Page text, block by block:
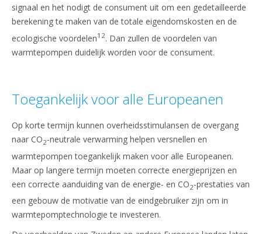
signaal en het nodigt de consument uit om een gedetailleerde
berekening te maken van de totale eigendomskosten en de
ecologische voordelen12. Dan zullen de voordelen van
warmtepompen duidelijk worden voor de consument.
Toegankelijk voor alle Europeanen
Op korte termijn kunnen overheidsstimulansen de overgang
naar CO2-neutrale verwarming helpen versnellen en
warmtepompen toegankelijk maken voor alle Europeanen.
Maar op langere termijn moeten correcte energieprijzen en
een correcte aanduiding van de energie- en CO2-prestaties van
een gebouw de motivatie van de eindgebruiker zijn om in
warmtepomptechnologie te investeren.